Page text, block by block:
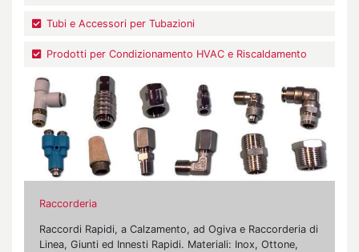
Tubi e Accessori per Tubazioni
Prodotti per Condizionamento HVAC e Riscaldamento
Raccorderia
Raccordi Rapidi, a Calzamento, ad Ogiva e Raccorderia di
Linea, Giunti ed Innesti Rapidi. Materiali: Inox, Ottone,